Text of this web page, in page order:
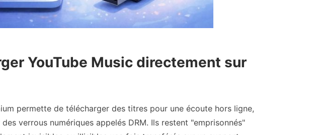
YouTube Music directement sur
permette de télécharger des titres pour une écoute hors ligne,
verrous numériques appelés DRM. Ils restent "emprisonnés"